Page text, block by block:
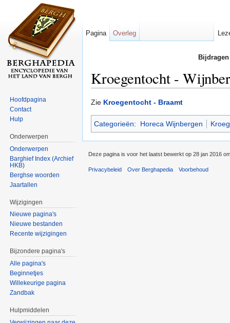
Kroegentocht -
Zie Kroegentocht - Braamt
Categorieën: Horeca Wijnbergen
Pagina Overleg
Hoofdpagina
Contact
Hulp
Onderwerpen
Onderwerpen
Barghief Index (Archief
HKB)
Berghse woorden
Jaartallen
Wijzigingen
Nieuwe pagina's
Nieuwe bestanden
Recente wijzigingen
Bijzondere pagina's
Alle pagina's
Beginnetjes
Willekeurige pagina
Zandbak
Hulpmiddelen
Deze pagina is voor het laatst bewerkt op 28 jan 2016
Privacybeleid Over Berghapedia Voorbehoud